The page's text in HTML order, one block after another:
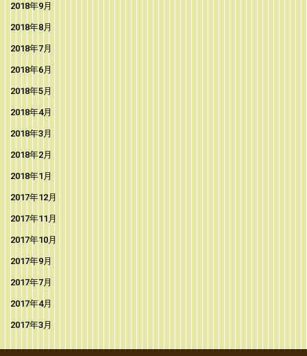
2018年9月
2018年8月
2018年7月
2018年6月
2018年5月
2018年4月
2018年3月
2018年2月
2018年1月
2017年12月
2017年11月
2017年10月
2017年9月
2017年7月
2017年4月
2017年3月